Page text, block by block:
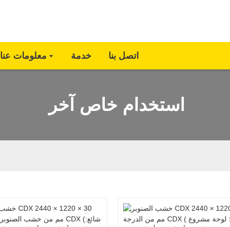
معلومات عنا خدمة اتصل بنا
استخدام خاص آخر